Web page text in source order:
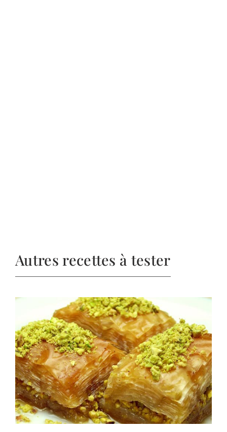
Autres recettes à tester